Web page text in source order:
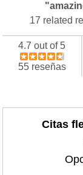
17 related
4.7 out of 5
55 reseñas
Citas